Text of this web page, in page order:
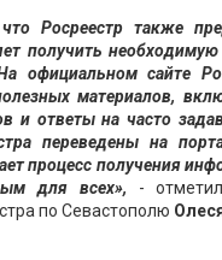
Росреестр также
получить
официальном сайте
материалов,
и ответы на часто
переведены на
процесс получения
для всех», -
по Севастополю